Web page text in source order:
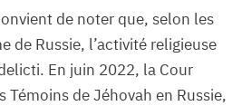
de noter que, selon les
de Russie, l’activité religieuse
En juin 2022, la Cour
de Jéhovah en Russie,